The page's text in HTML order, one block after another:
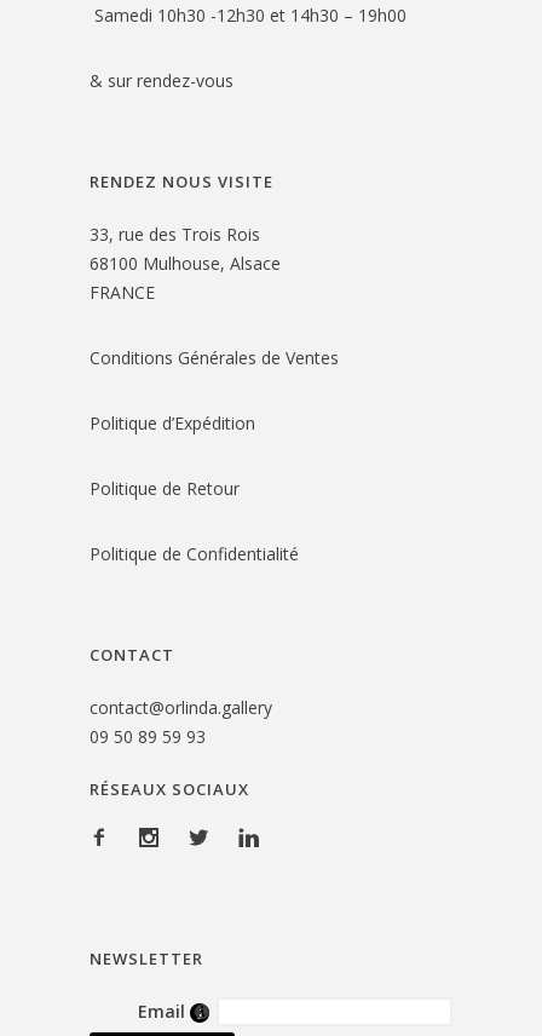
Samedi 10h30 -12h30 et 14h30 – 19h00
& sur rendez-vous
RENDEZ NOUS VISITE
33, rue des Trois Rois
68100 Mulhouse, Alsace
FRANCE
Conditions Générales de Ventes
Politique d’Expédition
Politique de Retour
Politique de Confidentialité
CONTACT
contact@orlinda.gallery
09 50 89 59 93
RÉSEAUX SOCIAUX
NEWSLETTER
Email